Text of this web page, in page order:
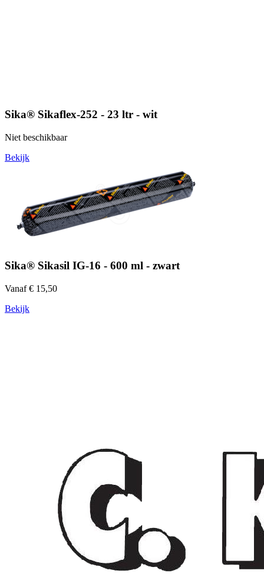
Sika® Sikaflex-252 - 23 ltr - wit
Niet beschikbaar
Bekijk
Sika® Sikasil IG-16 - 600 ml - zwart
Vanaf € 15,50
Bekijk